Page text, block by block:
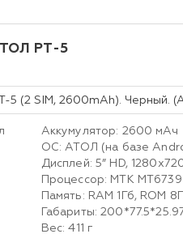
PT-5
Аккумулятор: 2600 мАч
ОС: АТОЛ (на базе
Дисплей: 5” HD,
Процессор: MTK
Память: RAM 1Гб, ROM
Габариты:
Вес: 411 г